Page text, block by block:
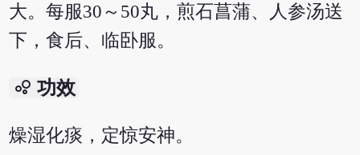
大。每服30～50丸，煎石菖蒲、人参汤送
下，食后、临卧服。
bubble_chart 功效
燥湿化痰，定惊安神。